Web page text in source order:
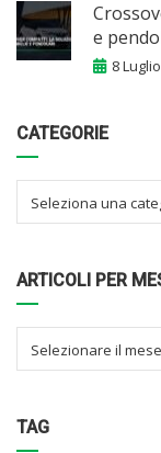
e
8
CATEGORIE
Seleziona una
ARTICOLI PER
Selezionare il mese
TAG